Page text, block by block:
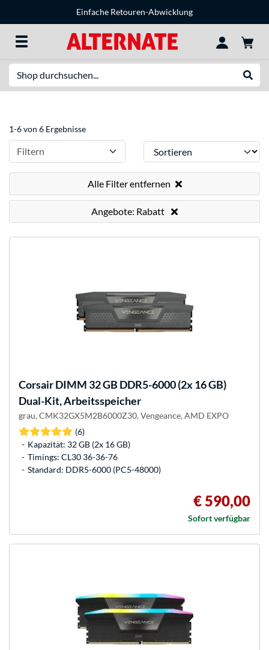
Einfache Retouren-Abwicklung
1-6 von 6 Ergebnisse
Filtern Sortieren
Alle Filter entfernen
Angebote: Rabatt
CorsairDIMM 32 GB DDR5-6000 (2x 16 GB)
Dual-Kit, Arbeitsspeicher
grau, CMK32GX5M2B6000Z30, Vengeance, AMD EXPO
(6)
Kapazität: 32 GB (2x 16 GB)
Timings: CL30 36-36-76
Standard: DDR5-6000 (PC5-48000)
€ 590,00
Sofort verfügbar